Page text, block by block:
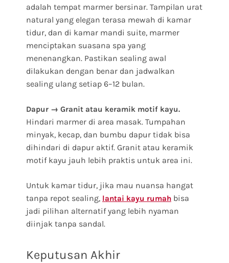
adalah tempat marmer bersinar. Tampilan urat
natural yang elegan terasa mewah di kamar
tidur, dan di kamar mandi suite, marmer
menciptakan suasana spa yang
menenangkan. Pastikan sealing awal
dilakukan dengan benar dan jadwalkan
sealing ulang setiap 6–12 bulan.
Dapur → Granit atau keramik motif kayu.
Hindari marmer di area masak. Tumpahan
minyak, kecap, dan bumbu dapur tidak bisa
dihindari di dapur aktif. Granit atau keramik
motif kayu jauh lebih praktis untuk area ini.
Untuk kamar tidur, jika mau nuansa hangat
tanpa repot sealing, lantai kayu rumah bisa
jadi pilihan alternatif yang lebih nyaman
diinjak tanpa sandal.
Keputusan Akhir